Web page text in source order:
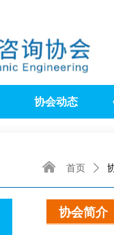
协会动态
낀 首页 ꄲ
协会简介